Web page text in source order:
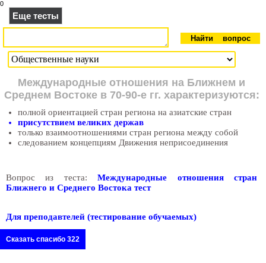
0
Еще тесты
Международные отношения на Ближнем и
Среднем Востоке в 70-90-е гг. характеризуются:
полной ориентацией стран региона на азиатские стран
присутствием великих держав
только взаимоотношениями стран региона между собой
следованием концепциям Движения неприсоединения
Вопрос из теста:Международные отношения стран
Ближнего и Среднего Востока тест
Для преподавтелей (тестирование обучаемых)
Сказать спасибо 322